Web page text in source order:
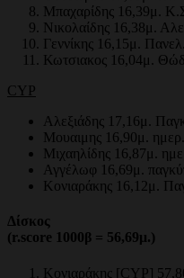
Μπαχαρίδης 16,39μ.
Νικολαίδης 16,38μ.
Γεννίκης 16,15μ.
Κωτσιακος 16,04μ.
CYP
Αλεξιάδης 17,16μ.
Μουαιμης 16,90μ.
Μιχαηλίδης 16,87μ.
Αγγέλωφ 16,69μ.
Κονιαράκης 16,12μ.
Δίσκος
(r.score 1000β = 56,69μ.)
Κονιαράκης [CYP]